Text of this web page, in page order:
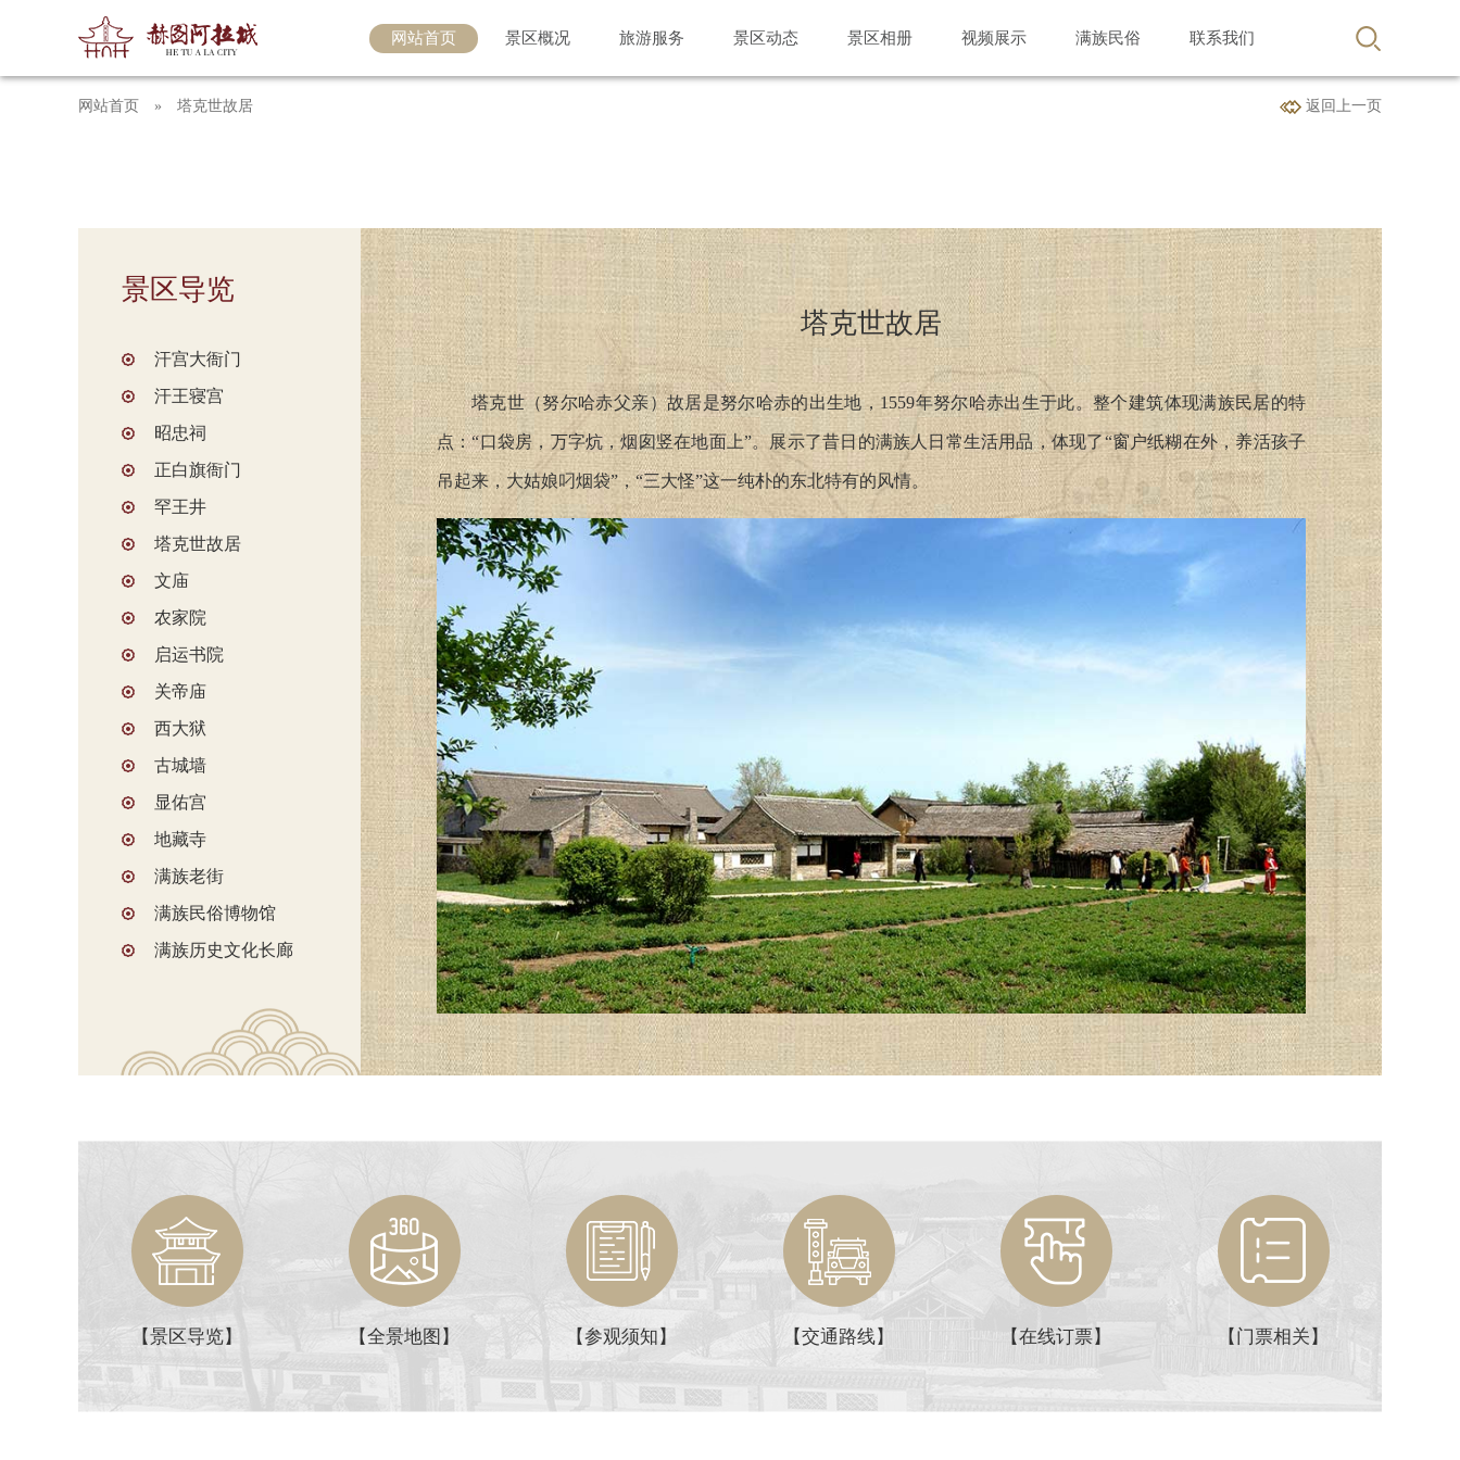
网站首页 景区概况 旅游服务 景区动态 景区相册 视频展示 满族民俗 联系我们
网站首页 » 塔克世故居 返回上一页
景区导览
汗宫大衙门
汗王寝宫
昭忠祠
正白旗衙门
罕王井
塔克世故居
文庙
农家院
启运书院
关帝庙
西大狱
古城墙
显佑宫
地藏寺
满族老街
满族民俗博物馆
满族历史文化长廊
塔克世故居
塔克世（努尔哈赤父亲）故居是努尔哈赤的出生地，1559年努尔哈赤出生于此。整个建筑体现满族民居的特
点：“口袋房，万字炕，烟囱竖在地面上”。展示了昔日的满族人日常生活用品，体现了“窗户纸糊在外，养活孩子
吊起来，大姑娘叼烟袋”，“三大怪”这一纯朴的东北特有的风情。
努尔哈赤出生地
【景区导览】 【全景地图】 【参观须知】 【交通路线】 【在线订票】 【门票相关】